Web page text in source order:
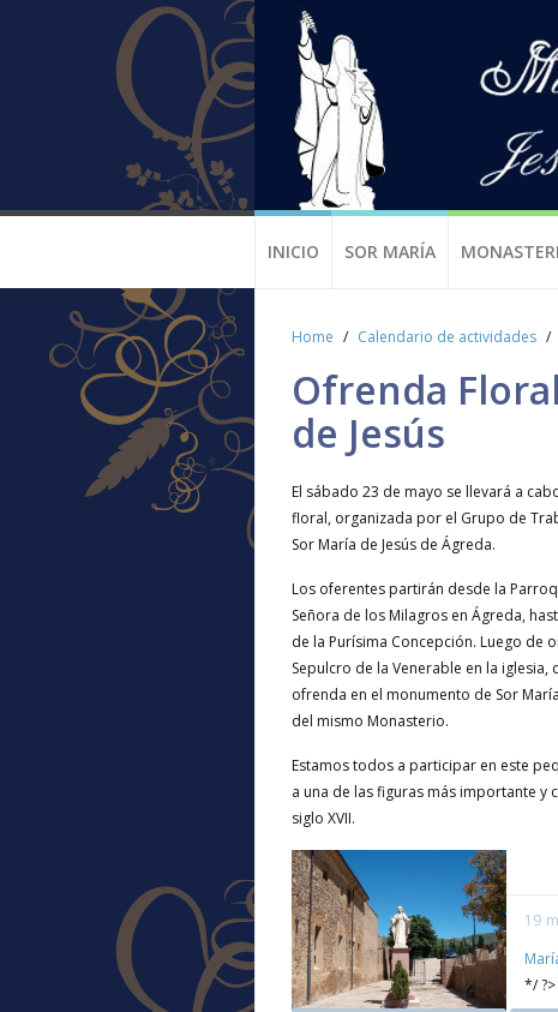
INICIO SOR MARÍA
Home Calendario de actividades
Ofrenda
de Jesús
El sábado 23 de mayo se llevará a
floral, organizada por el Grupo de
Sor María de Jesús de Ágreda.
Los oferentes partirán desde la
Señora de los Milagros en Ágreda,
de la Purísima Concepción. Luego de
Sepulcro de la Venerable en la iglesia,
ofrenda en el monumento de Sor
del mismo Monasterio.
Estamos todos a participar en este
a una de las figuras más importante y
siglo XVII.
19
*/ ?>